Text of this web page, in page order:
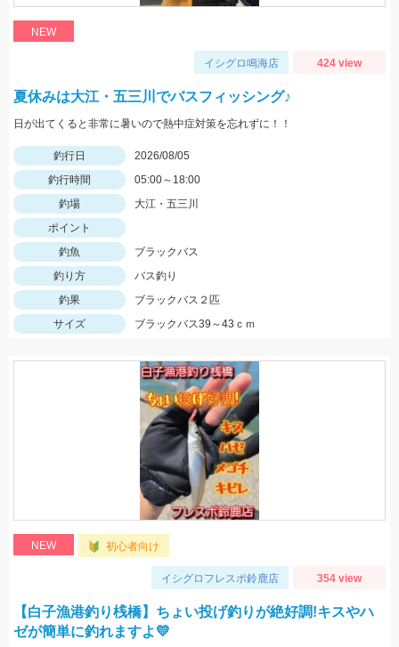
NEW
イシグロ鳴海店 424 view
夏休みは大江・五三川でバスフィッシング♪
日が出てくると非常に暑いので熱中症対策を忘れずに！！
釣行日
2026/08/05
釣行時間
05:00～18:00
釣場
大江・五三川
ポイント
釣魚
ブラックバス
釣り方
バス釣り
釣果
ブラックバス２匹
サイズ
ブラックバス39～43ｃｍ
NEW 初心者向け
イシグロフレスポ鈴鹿店 354 view
【白子漁港釣り桟橋】ちょい投げ釣りが絶好調!キスやハ
ゼが簡単に釣れますよ💛